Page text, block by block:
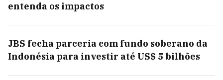
entenda os impactos
JBS fecha parceria com fundo soberano da
Indonésia para investir até US$ 5 bilhões